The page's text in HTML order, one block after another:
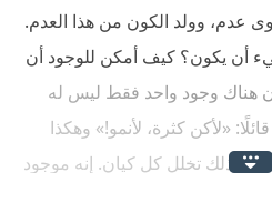
عدم، وولد الكون من هذا العدم.
أن يكون؟ كيف أمكن للوجود أن
هناك وجود واحد فقط ليس له
«لأكن كثرة، لأنمو!» وهكذا
ذلك تخلل كل كيان. إنه موجود
لكل الأشياء، وهو الحقيقة،